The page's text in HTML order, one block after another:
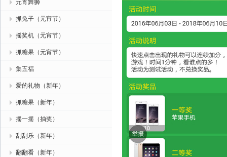
元宵舞狮
抓兔子（元宵节）
摇奖机（元宵节）
抓糖果（元宵节）
集五福
爱的礼物（新年）
抓糖果（新年）
摇一摇（抽奖）
刮刮乐（新年）
翻翻看（新年）